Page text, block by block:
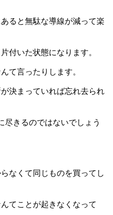
ると無駄な導線が減って楽
付いた状態になります。
て言ったりします。
決まっていれば忘れ去られ
尽きるのではないでしょう
なくて同じものを買ってし
てことが起きなくなって